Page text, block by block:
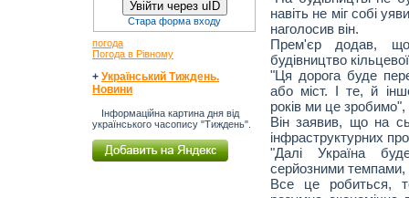
Увійти через uID
Стара форма входу
погода
Погода в Рівному
+ Український Тиждень.
Новини
Інформаційна картина дня від
українського часопису "Тиждень".
навіть не міг собі
наголосив він.
Прем'єр додав,
будівництво
"Ця дорога буде
або міст. І те, й
років ми це
Він заявив, що на
інфраструктурних
"Далі Україна
серйозними темпами,
Все це робиться,